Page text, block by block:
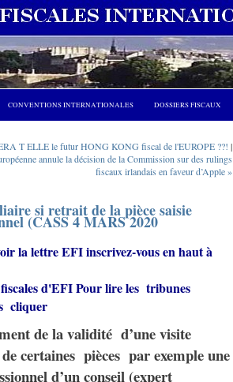
CONVENTIONS INTERNATIONALES DOSSIERS FISCAUX
T ELLE le futur HONG KONG fiscal de l'EUROPE ??! |
annule la décision de la Commission sur des rulings
fiscaux irlandais en faveur d’Apple »
si retrait de la pièce saisie
(CASS 4 MARS 2020
la lettre EFI inscrivez-vous en haut à
d'EFI Pour lire les tribunes
cliquer
de la validité d’une visite
certaines pièces par exemple une
d’un conseil (expert